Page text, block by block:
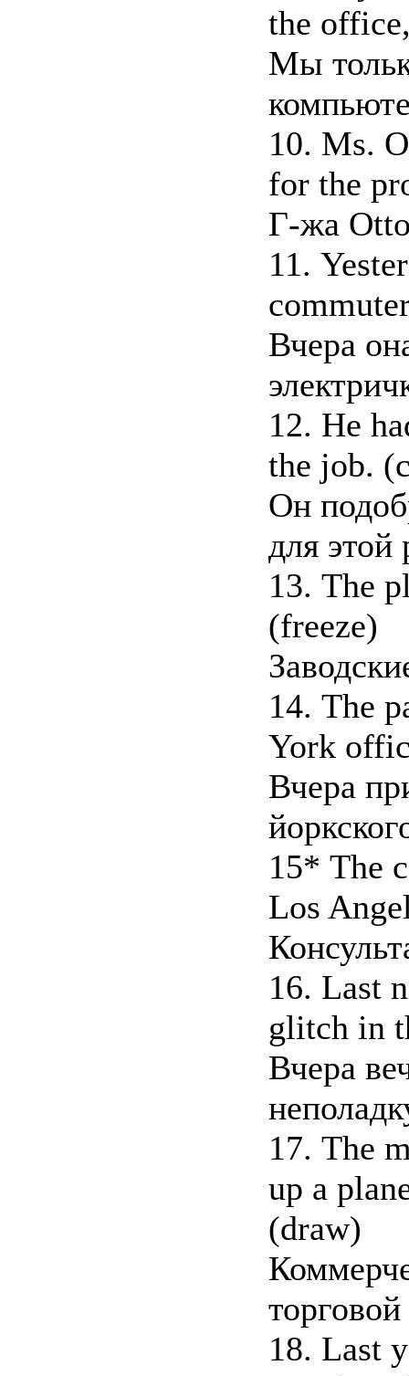
the
Мы
10. Ms.
for the
Г-жа
11.
Вчера
12. Не
the job.
Он
для этой
13. The
(freeze)
14. The
York
Вчера
15* The
Los
16. Last
glitch in
Вчера
17. The
up a
(draw)
18. Last